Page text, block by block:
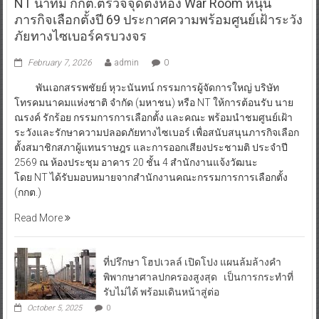
NT นำทีม กกต.ตรวจจุดตั้งห้อง War Room หนุน
ภารกิจเลือกตั้งปี 69 ประกาศความพร้อมศูนย์เฝ้าระวัง
ภัยทางไซเบอร์ครบวงจร
February 7, 2026 admin 0
พันเอกสรรพชัยย์ หุวะนันทน์ กรรมการผู้จัดการใหญ่ บริษัท
โทรคมนาคมแห่งชาติ จำกัด (มหาชน) หรือ NT ให้การต้อนรับ นาย
ณรงค์ รักร้อย กรรมการการเลือกตั้ง และคณะ พร้อมนำชมศูนย์เฝ้า
ระวังและรักษาความปลอดภัยทางไซเบอร์ เพื่อสนับสนุนภารกิจเลือก
ตั้งสมาชิกสภาผู้แทนราษฎร และการออกเสียงประชามติ ประจำปี
2569 ณ ห้องประชุม อาคาร 20 ชั้น 4 สำนักงานแจ้งวัฒนะ
โดย NT ได้รับมอบหมายจากสำนักงานคณะกรรมการการเลือกตั้ง
(กกต.)
Read More
ที่ปรึกษา โฮปเวลล์ เปิดโปง แผนล้มล้างคำ
พิพากษาศาลปกครองสูงสุด เป็นการกระทำที่
รับไม่ได้ พร้อมเดินหน้าสู่ต่อ
October 5, 2025 0